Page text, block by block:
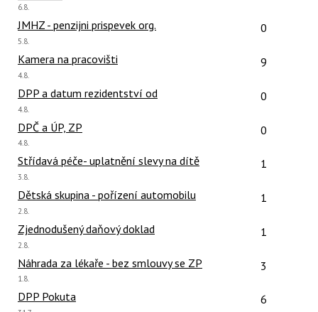
Poslední
6.8.
JMHZ - penzijni prispevek org. Počet
0
Poslední
5.8.
Kamera na pracovišti Počet
9
Poslední
4.8.
DPP a datum rezidentství od Počet
0
Poslední
4.8.
DPČ a ÚP, ZP Počet
0
Poslední
4.8.
Střídavá péče- uplatnění slevy na dítě Počet
1
Poslední
3.8.
Dětská skupina - pořízení automobilu Počet
1
Poslední
2.8.
Zjednodušený daňový doklad Počet
1
Poslední
2.8.
Náhrada za lékaře - bez smlouvy se ZP Počet
3
Poslední
1.8.
DPP Pokuta Počet
6